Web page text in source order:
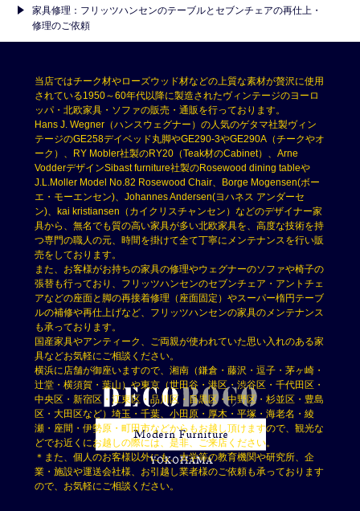
家具修理：フリッツハンセンのテーブルとセブンチェアの再仕上・
修理のご依頼
当店ではチーク材やローズウッド材などの上質な素材が贅沢に使用
されている1950～60年代以降に製造されたヴィンテージのヨーロ
ッパ・北欧家具・ソファの販売・通販を行っております。
Hans J. Wegner（ハンスウェグナー）の人気のゲタマ社製ヴィン
テージのGE258デイベッド丸脚やGE290-3やGE290A（チークやオ
ーク）、RY Mobler社製のRY20（Teak材のCabinet）、Arne
VodderデザインSibast furniture社製のRosewood dining tableや
J.L.Moller Model No.82 Rosewood Chair、Borge Mogensen(ボー
エ・モーエンセン)、Johannes Andersen(ヨハネス アンダーセ
ン)、kai kristiansen（カイクリスチャンセン）などのデザイナー家
具から、無名でも質の高い家具が多い北欧家具を、高度な技術を持
つ専門の職人の元、時間を掛けて全て丁寧にメンテナンスを行い販
売をしております。
また、お客様がお持ちの家具の修理やウェグナーのソファや椅子の
張替も行っており、フリッツハンセンのセブンチェア・アントチェ
アなどの座面と脚の再接着修理（座面固定）やスーパー楕円テーブ
ルの補修や再仕上げなど、フリッツハンセンの家具のメンテナンス
も承っております。
国産家具やアンティーク、ご両親が使われていた思い入れのある家
具などお気軽にご相談ください。
横浜に店舗が御座いますので、湘南（鎌倉・藤沢・逗子・茅ヶ崎・
辻堂・横須賀・葉山）や東京（世田谷・港区・渋谷区・千代田区・
中央区・新宿区・江東区・品川区・目黒区・中野区・杉並区・豊島
区・大田区など）埼玉・千葉、小田原・厚木・平塚・海老名・綾
瀬・座間・伊勢原・町田市などからもお越し頂けますので、観光な
どでお近くにお越しの際には、是非、ご来店ください。
＊また、個人のお客様以外にも、大学等の教育機関や研究所、企
業・施設や運送会社様、お引越し業者様のご依頼も承っております
ので、お気軽にご相談ください。